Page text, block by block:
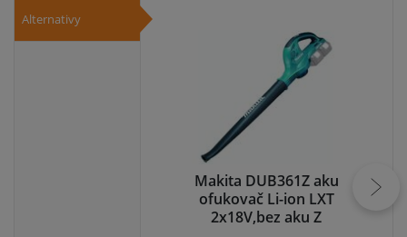
Alternativy
Makita DUB361Z aku
ofukovač Li-ion LXT
2x18V,bez aku Z